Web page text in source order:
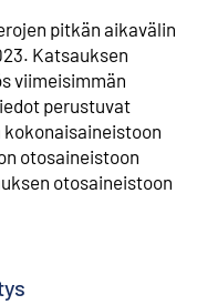
pitkän aikavälin
Katsauksen
viimeisimmän
perustuvat
otosaineistoon
otosaineistoon